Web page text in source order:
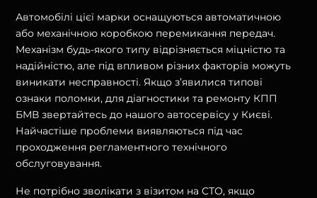
Автомобілі цієї марки оснащуються автоматичною
або механічною коробкою перемикання передач.
Механізм будь-якого типу відрізняється міцністю та
надійністю, але під впливом різних факторів можуть
виникати несправності. Якщо з’явилися типові
ознаки поломки, для діагностики та ремонту КПП
БМВ звертайтесь до нашого автосервісу у Києві.
Найчастіше проблеми виявляються під час
проходження регламентного технічного
обслуговування.
Не потрібно зволікати з візитом на СТО, якщо